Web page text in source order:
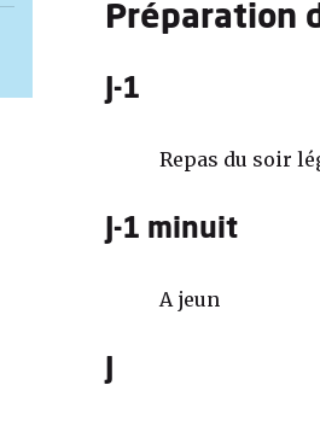
Préparation
J-1
Repas du soir
J-1 minuit
A jeun